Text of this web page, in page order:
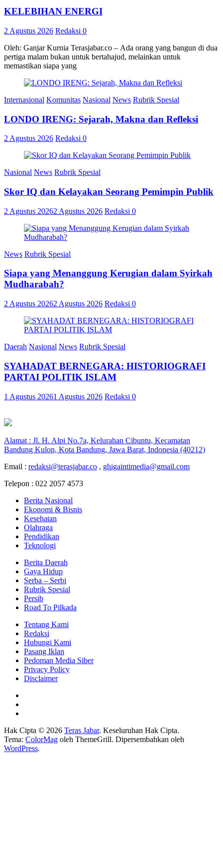
KELEBIHAN ENERGI
2 Agustus 2026 Redaksi 0
Oleh: Ganjar Kurnia Terasjabar.co – Ada orang yang bangun di dua
pertiga malam bukan untuk bertahajud, melainkan untuk
memastikan siapa yang
Internasional Komunitas Nasional News Rubrik Spesial
LONDO IRENG: Sejarah, Makna dan Refleksi
2 Agustus 2026 Redaksi 0
Nasional News Rubrik Spesial
Skor IQ dan Kelayakan Seorang Pemimpin Publik
2 Agustus 20262 Agustus 2026 Redaksi 0
News Rubrik Spesial
Siapa yang Menanggung Kerugian dalam Syirkah
Mudharabah?
2 Agustus 20262 Agustus 2026 Redaksi 0
Daerah Nasional News Rubrik Spesial
SYAHADAT BERNEGARA: HISTORIOGRAFI
PARTAI POLITIK ISLAM
1 Agustus 20261 Agustus 2026 Redaksi 0
Alamat : Jl. H. Alpi No.7a, Kelurahan Cibuntu, Kecamatan
Bandung Kulon, Kota Bandung, Jawa Barat, Indonesia (40212)
Email : redaksi@terasjabar.co , ghigaintimedia@gmail.com
Telepon : 022 2057 4573
Berita Nasional
Ekonomi & Bisnis
Kesehatan
Olahraga
Pendidikan
Teknologi
Berita Daerah
Gaya Hidup
Serba – Serbi
Rubrik Spesial
Persib
Road To Pilkada
Tentang Kami
Redaksi
Hubungi Kami
Pasang Iklan
Pedoman Media Siber
Privacy Policy
Disclaimer
Hak Cipta © 2026 Teras Jabar. Keseluruhan Hak Cipta.
Tema: ColorMag oleh ThemeGrill. Dipersembahkan oleh
WordPress.